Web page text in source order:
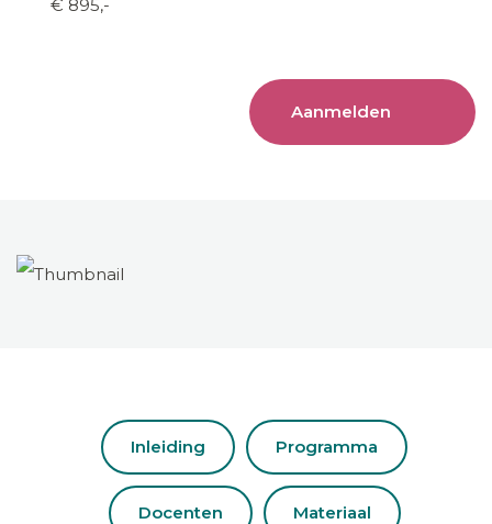
€ 895,-
Aanmelden
Inleiding Programma
Docenten Materiaal